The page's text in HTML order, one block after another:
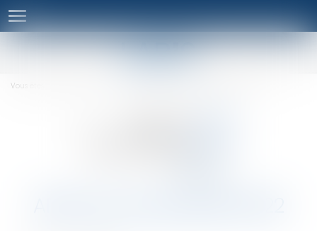
Ouvrir
le
menu
Vous êtes ici :